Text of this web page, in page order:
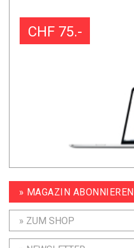
CHF 75.-
» MAGAZIN ABONNIEREN
» ZUM SHOP